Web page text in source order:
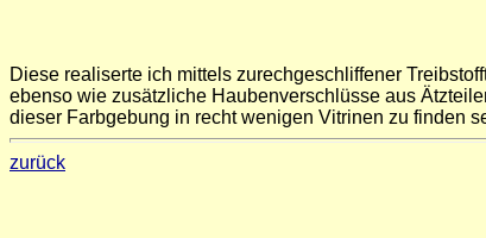
Diese realiserte ich mittels zurechgeschliffener
ebenso wie zusätzliche Haubenverschlüsse aus
dieser Farbgebung in recht wenigen Vitrinen zu finden
zurück